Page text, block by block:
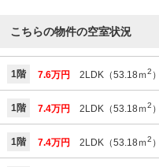
こちらの物件の空室状況
1階 7.6万円 2LDK（53.18ｍ2 ）
1階 7.4万円 2LDK（53.18ｍ2 ）
1階 7.4万円 2LDK（53.18ｍ2 ）